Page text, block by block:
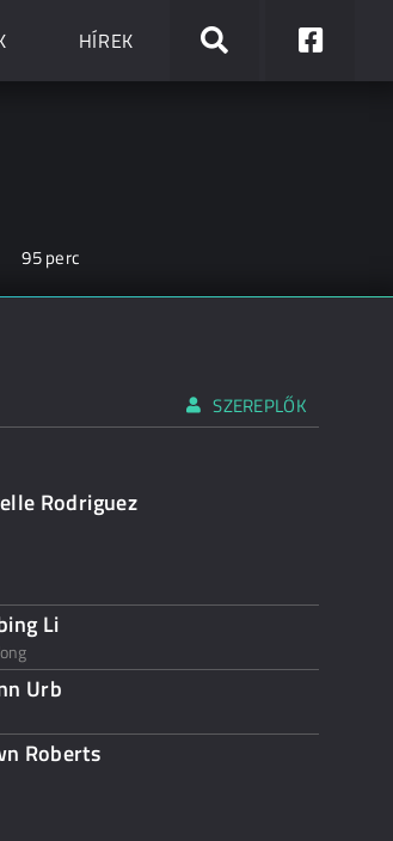
HÍREK
95 perc
SZEREPLŐK
Rodriguez
Li
Urb
Roberts